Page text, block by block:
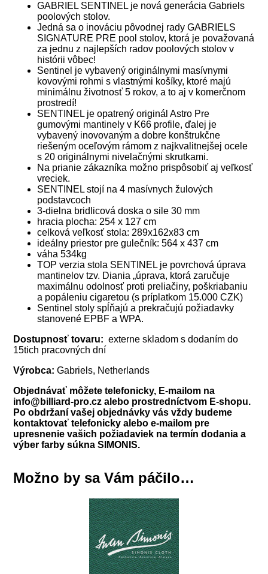
GABRIEL SENTINEL je nová generácia Gabriels
poolových stolov.
Jedná sa o inováciu pôvodnej rady GABRIELS
SIGNATURE PRE pool stolov, ktorá je považovaná
za jednu z najlepších radov poolových stolov v
histórii vôbec!
Sentinel je vybavený originálnymi masívnymi
kovovými rohmi s vlastnými košíky, ktoré majú
minimálnu životnosť 5 rokov, a to aj v komerčnom
prostredí!
SENTINEL je opatrený originál Astro Pre
gumovými mantinely v K66 profile, ďalej je
vybavený inovovaným a dobre konštrukčne
riešeným oceľovým rámom z najkvalitnejšej ocele
s 20 originálnymi nivelačnými skrutkami.
Na prianie zákazníka možno prispôsobiť aj veľkosť
vreciek.
SENTINEL stojí na 4 masívnych žulových
podstavcoch
3-dielna bridlicová doska o sile 30 mm
hracia plocha: 254 x 127 cm
celková veľkosť stola: 289x162x83 cm
ideálny priestor pre gulečník: 564 x 437 cm
váha 534kg
TOP verzia stola SENTINEL je povrchová úprava
mantinelov tzv. Diania „úprava, ktorá zaručuje
maximálnu odolnosť proti preliačiny, poškriabaniu
a popáleniu cigaretou (s príplatkom 15.000 CZK)
Sentinel stoly spĺňajú a prekračujú požiadavky
stanovené EPBF a WPA.
Dostupnosť tovaru: externe skladom s dodaním do
15tich pracovných dní
Výrobca: Gabriels, Netherlands
Objednávať môžete telefonicky, E-mailom na
info@billiard-pro.cz alebo prostredníctvom E-shopu.
Po obdržaní vašej objednávky vás vždy budeme
kontaktovať telefonicky alebo e-mailom pre
upresnenie vašich požiadaviek na termín dodania a
výber farby súkna SIMONIS.
Možno by sa Vám páčilo…